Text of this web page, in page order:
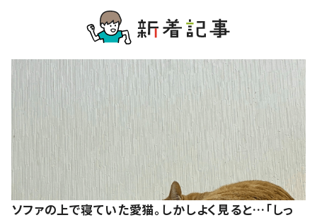
ソファの上で寝ていた愛猫。しかしよく見ると…「しっ